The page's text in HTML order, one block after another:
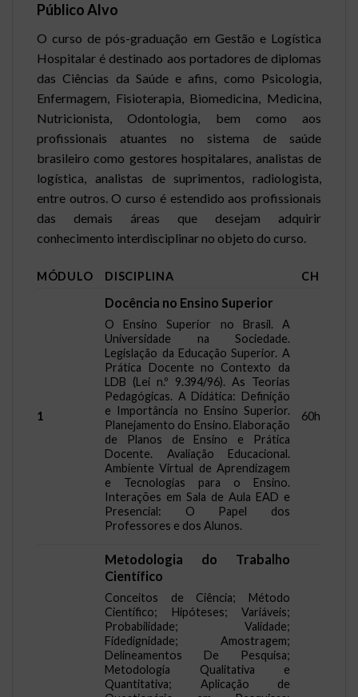
Público Alvo
O curso de pós-graduação em Gestão e Logística
Hospitalar é destinado aos portadores de diplomas
das Ciências da Saúde e afins, como Psicologia,
Enfermagem, Fisioterapia, Biomedicina, Medicina,
Nutricionista, Odontologia, bem como aos
profissionais atuantes no sistema de saúde
brasileiro como gestores hospitalares, analistas de
logística, analistas de suprimentos, radiologista,
entre outros. O curso é estendido aos profissionais
das demais áreas que desejam adquirir
conhecimento interdisciplinar no objeto do curso.
MÓDULO DISCIPLINA CH
1
Docência no Ensino Superior
O Ensino Superior no Brasil. A
Universidade na Sociedade.
Legislação da Educação Superior. A
Prática Docente no Contexto da
LDB (Lei n.º 9.394/96). As Teorias
Pedagógicas. A Didática: Definição
e Importância no Ensino Superior.
Planejamento do Ensino. Elaboração
de Planos de Ensino e Prática
Docente. Avaliação Educacional.
Ambiente Virtual de Aprendizagem
e Tecnologias para o Ensino.
Interações em Sala de Aula EAD e
Presencial: O Papel dos
Professores e dos Alunos.
60h
Metodologia do Trabalho
Científico
Conceitos de Ciência; Método
Científico; Hipóteses; Variáveis;
Probabilidade; Validade;
Fidedignidade; Amostragem;
Delineamentos De Pesquisa;
Metodologia Qualitativa e
Quantitativa; Aplicação de